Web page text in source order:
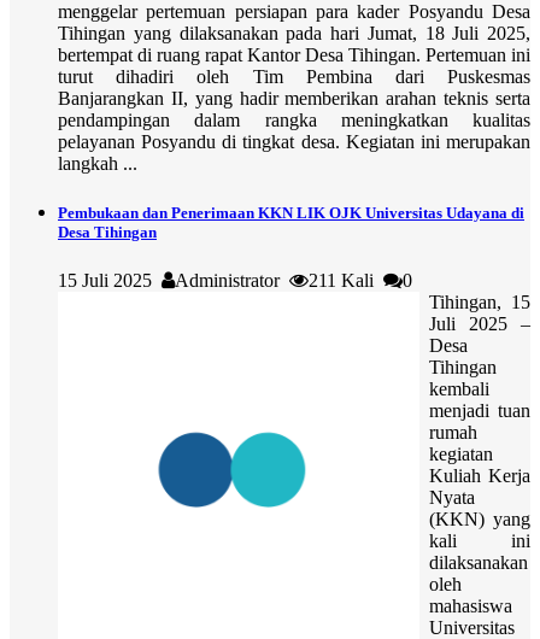
menggelar pertemuan persiapan para kader Posyandu Desa
Tihingan yang dilaksanakan pada hari Jumat, 18 Juli 2025,
bertempat di ruang rapat Kantor Desa Tihingan. Pertemuan ini
turut dihadiri oleh Tim Pembina dari Puskesmas
Banjarangkan II, yang hadir memberikan arahan teknis serta
pendampingan dalam rangka meningkatkan kualitas
pelayanan Posyandu di tingkat desa. Kegiatan ini merupakan
langkah ...
Pembukaan dan Penerimaan KKN LIK OJK Universitas Udayana di
Desa Tihingan
15 Juli 2025 Administrator 211 Kali
0
Tihingan, 15
Juli 2025 –
Desa
Tihingan
kembali
menjadi tuan
rumah
kegiatan
Kuliah Kerja
Nyata
(KKN) yang
kali ini
dilaksanakan
oleh
mahasiswa
Universitas